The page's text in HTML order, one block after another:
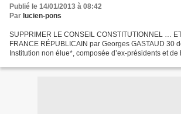
Publié le 14/01/2013 à 08:42
Par lucien-pons
SUPPRIMER LE CONSEIL CONSTITUTIONNEL …
FRANCE RÉPUBLICAIN par Georges GASTAUD 30
Institution non élue*, composée d’ex-présidents et